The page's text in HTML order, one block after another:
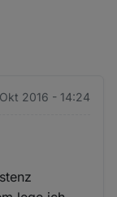
2016 - 14:24